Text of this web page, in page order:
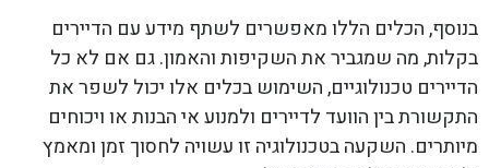
בנוסף, הכלים הללו מאפשרים לשתף מידע עם הדיירים
בקלות, מה שמגביר את השקיפות והאמון. גם אם לא כל
הדיירים טכנולוגיים, השימוש בכלים אלו יכול לשפר את
התקשורת בין הוועד לדיירים ולמנוע אי הבנות או ויכוחים
מיותרים. השקעה בטכנולוגיה זו עשויה לחסוך זמן ומאמץ